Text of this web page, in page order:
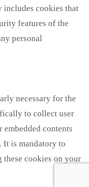
cookies that
features of the
personal
necessary for the
to collect user
embedded contents
It is mandatory to
these cookies on your